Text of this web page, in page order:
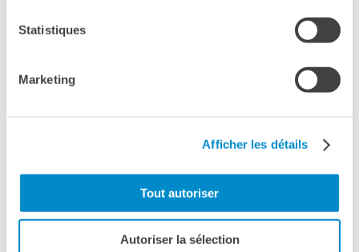
Statistiques
Marketing
Afficher les détails
Tout autoriser
Autoriser la sélection
nous offrent un large miroir pour
notre société et susciter la
Le 3 avril débute le festival à Rome avec la projection
privée du film deLouis-Julien Petit, Les Invisibles au
Cinéma Nuovo Sacher, avec la présence du réalisateur.